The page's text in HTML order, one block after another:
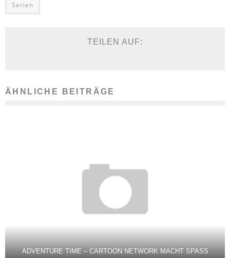
Serien
TEILEN AUF:
ÄHNLICHE BEITRÄGE
ADVENTURE TIME – CARTOON NETWORK MACHT SPASS